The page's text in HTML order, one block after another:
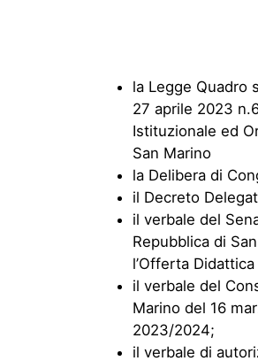
la Legge Quadro
27 aprile 2023
Istituzionale ed
San Marino
la Delibera di
il Decreto
il verbale del
Repubblica di
l’Offerta
il verbale del
Marino del 16
2023/2024;
il verbale di